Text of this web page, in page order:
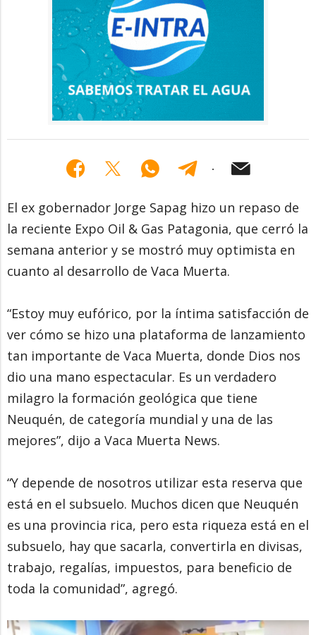
El ex gobernador Jorge Sapag hizo un repaso de
la reciente Expo Oil & Gas Patagonia, que cerró la
semana anterior y se mostró muy optimista en
cuanto al desarrollo de Vaca Muerta.
“Estoy muy eufórico, por la íntima satisfacción de
ver cómo se hizo una plataforma de lanzamiento
tan importante de Vaca Muerta, donde Dios nos
dio una mano espectacular. Es un verdadero
milagro la formación geológica que tiene
Neuquén, de categoría mundial y una de las
mejores”, dijo a Vaca Muerta News.
“Y depende de nosotros utilizar esta reserva que
está en el subsuelo. Muchos dicen que Neuquén
es una provincia rica, pero esta riqueza está en el
subsuelo, hay que sacarla, convertirla en divisas,
trabajo, regalías, impuestos, para beneficio de
toda la comunidad”, agregó.